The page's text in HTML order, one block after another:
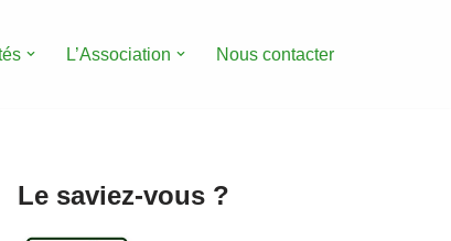
L’Association Nous contacter
Le saviez-vous ?